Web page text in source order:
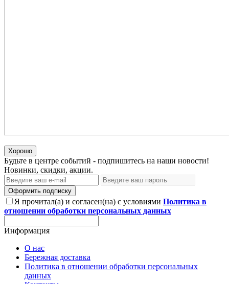
Хорошо
Будьте в центре событий - подпишитесь на наши новости!
Новинки, скидки, акции.
Оформить подписку
Я прочитал(а) и согласен(на) с условиями Политика в
отношении обработки персональных данных
Информация
О нас
Бережная доставка
Политика в отношении обработки персональных
данных